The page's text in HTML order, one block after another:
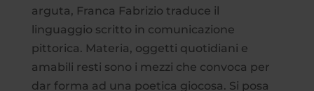
arguta, Franca Fabrizio traduce il
linguaggio scritto in comunicazione
pittorica. Materia, oggetti quotidiani e
amabili resti sono i mezzi che convoca per
dar forma ad una poetica giocosa. Si posa